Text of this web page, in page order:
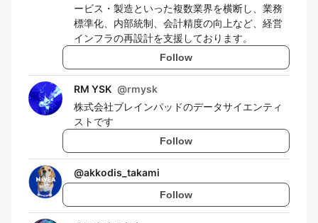
ービス・製造といった複数業界を横断し、業務
標準化、内部統制、会計精度の向上など、経営
インフラの再設計を支援しております。
Follow
RM YSK @rmysk
株式会社ブレインパッドのデータサイエンティ
ストです
Follow
@akkodis_takami
Follow